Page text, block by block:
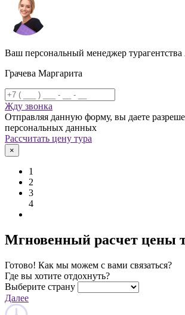
Ваш персональный менеджер турагентства
Грачева Маргарита
Жду звонка
Отправляя данную форму, вы даете
персональных данных
Рассчитать цену тура
×
1
2
3
4
Мгновенный расчет цены
Готово! Как мы можем с вами связаться?
Где вы хотите отдохнуть?
Выберите страну
Далее